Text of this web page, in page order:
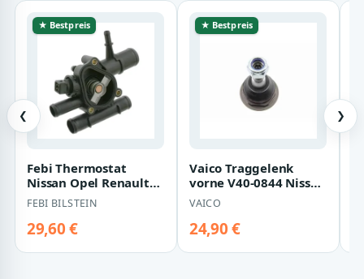
❮
★ Bestpreis
Febi Thermostat
Nissan Opel Renault
24157 1,9
FEBI BILSTEIN
29,60 €
★ Bestpreis
Vaico Traggelenk
vorne V40-0844 Nissan
Nv400 Opel Movano
Renault Maste…
VAICO
24,90 €
❯